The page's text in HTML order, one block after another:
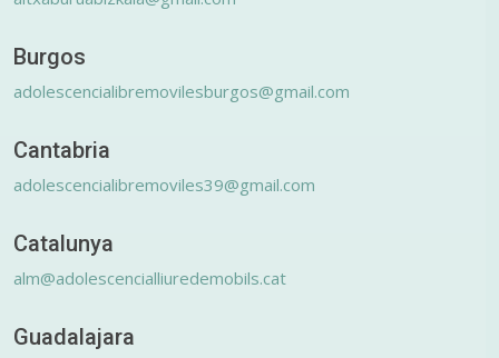
Burgos
adolescencialibremovilesburgos@gmail.com
Cantabria
adolescencialibremoviles39@gmail.com
Catalunya
alm@adolescencialliuredemobils.cat
Guadalajara